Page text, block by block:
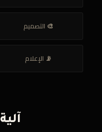
🎨 التصميم
📡 الإعلام
آلية